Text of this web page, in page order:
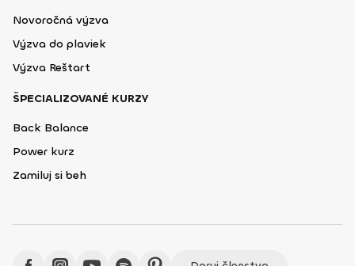
Novoročná výzva
Výzva do plaviek
Výzva Reštart
ŠPECIALIZOVANÉ KURZY
Back Balance
Power kurz
Zamiluj si beh